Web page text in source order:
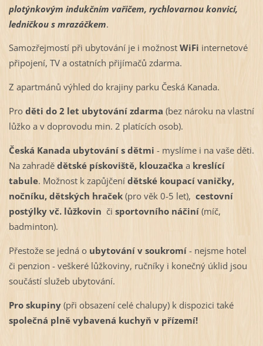
plotýnkovým indukčním vařičem, rychlovarnou konvicí,
ledničkou s mrazáčkem.
Samozřejmostí při ubytování je i možnost WiFi internetové
připojení, TV a ostatních přijímačů zdarma.
Z apartmánů výhled do krajiny parku Česká Kanada.
Proděti do 2 let ubytování zdarma (bez nároku na vlastní
lůžko a v doprovodu min. 2 platících osob).
Česká Kanada ubytování s dětmi - myslíme i na vaše děti.
Na zahradě dětské pískoviště, klouzačka a kreslící
tabule. Možnost k zapůjčení dětské koupací vaničky,
nočníku, dětských hraček(pro věk 0-5 let), cestovní
postýlky vč. lůžkovin či sportovního náčiní(míč,
badminton).
Přestože se jedná o ubytování v soukromí - nejsme hotel
či penzion - veškeré lůžkoviny, ručníky i konečný úklid jsou
součástí služeb ubytování.
Pro skupiny(při obsazení celé chalupy) k dispozici také
společná plně vybavená kuchyň v přízemí!